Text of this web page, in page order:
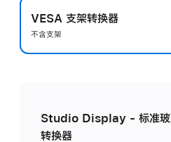
VESA 支架转换器
不含支架
Studio Display - 标准玻
转换器